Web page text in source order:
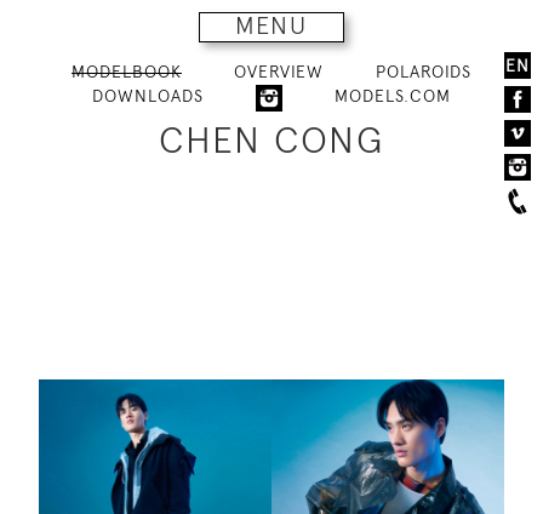
MENU
EN
MODELBOOK OVERVIEW
POLAROIDS
DOWNLOADS
MODELS.COM
CHEN CONG